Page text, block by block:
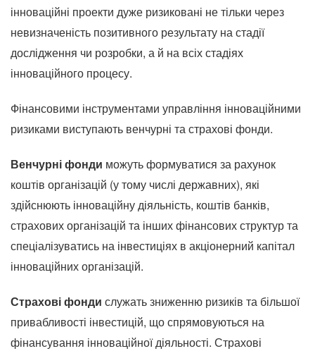
інноваційні проекти дуже ризиковані не тільки через
невизначеність позитивного результату на стадії
дослідження чи розробки, а й на всіх стадіях
інноваційного процесу.
Фінансовими інструментами управління інноваційними
ризиками виступають венчурні та страхові фонди.
Венчурні фонди можуть формуватися за рахунок
коштів організацій (у тому числі державних), які
здійснюють інноваційну діяльність, коштів банків,
страхових організацій та інших фінансових структур та
спеціалізуватись на інвестиціях в акціонерний капітал
інноваційних організацій.
Страхові фонди служать зниженню ризиків та більшої
привабливості інвестицій, що спрямовуються на
фінансування інноваційної діяльності. Страхові